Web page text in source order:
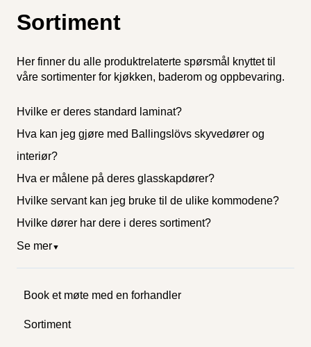
Sortiment
Her finner du alle produktrelaterte spørsmål knyttet til
våre sortimenter for kjøkken, baderom og oppbevaring.
Hvilke er deres standard laminat?
Hva kan jeg gjøre med Ballingslövs skyvedører og
interiør?
Hva er målene på deres glasskapdører?
Hvilke servant kan jeg bruke til de ulike kommodene?
Hvilke dører har dere i deres sortiment?
Se mer▼
Book et møte med en forhandler
Sortiment